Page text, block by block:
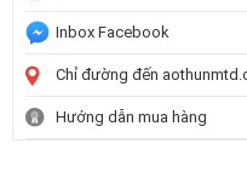
Inbox Facebook
Chỉ đường đến
Hướng dẫn mua hàng